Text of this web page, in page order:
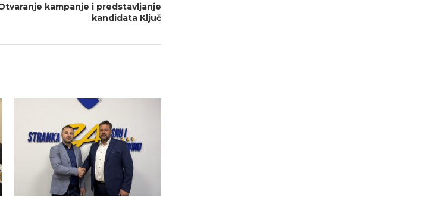
kampanje i predstavljanje
kandidata Ključ